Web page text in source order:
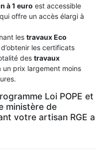
à 1 euro est accessible
offre un accès élargi à
les travaux Eco
les certificats
des travaux
un prix largement moins
Loi POPE et
ministère de
votre artisan RGE a